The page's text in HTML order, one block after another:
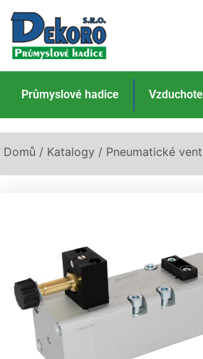
Průmyslové hadice
Domů / Katalogy / Pneumatické